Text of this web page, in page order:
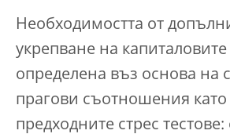
Необходимостта от
укрепване на
определена въз основа на
прагови съотношения като
предходните стрес